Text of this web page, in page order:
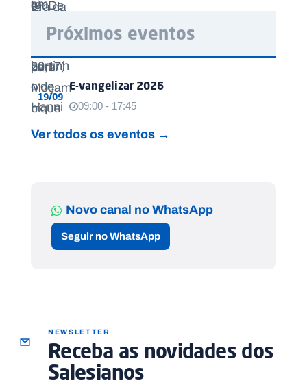
Próximos eventos
19/09
E-vangelizar 2026
09:00 - 17:45
Ver todos os eventos →
Novo canal no WhatsApp
Seguir no WhatsApp
NEWSLETTER
Receba as novidades dos
Salesianos